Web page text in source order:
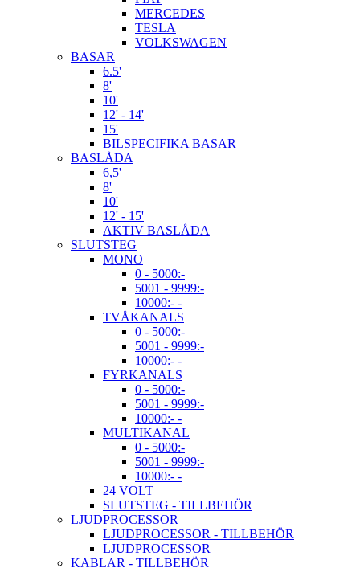
MERCEDES
TESLA
VOLKSWAGEN
BASAR
6.5'
8'
10'
12' - 14'
15'
BILSPECIFIKA BASAR
BASLÅDA
6,5'
8'
10'
12' - 15'
AKTIV BASLÅDA
SLUTSTEG
MONO
0 - 5000:-
5001 - 9999:-
10000:- -
TVÅKANALS
0 - 5000:-
5001 - 9999:-
10000:- -
FYRKANALS
0 - 5000:-
5001 - 9999:-
10000:- -
MULTIKANAL
0 - 5000:-
5001 - 9999:-
10000:- -
24 VOLT
SLUTSTEG - TILLBEHÖR
LJUDPROCESSOR
LJUDPROCESSOR - TILLBEHÖR
LJUDPROCESSOR
KABLAR - TILLBEHÖR